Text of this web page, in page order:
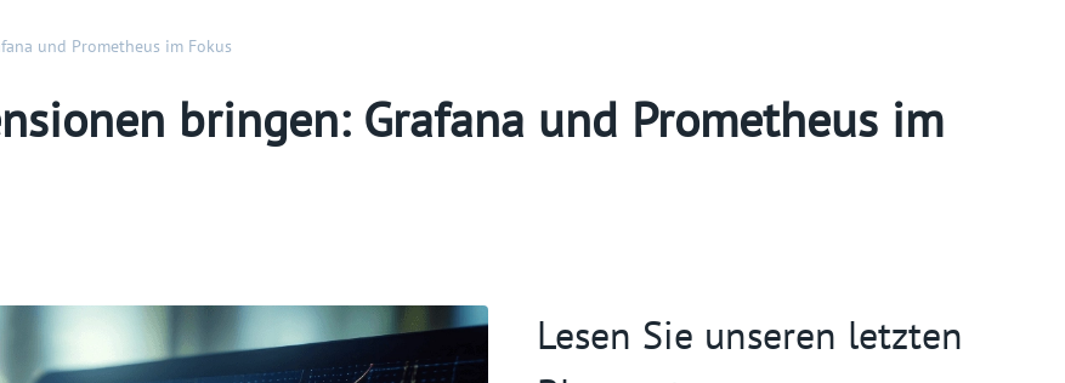
und Prometheus im Fokus
bringen: Grafana und Prometheus im
Lesen Sie unseren letzten